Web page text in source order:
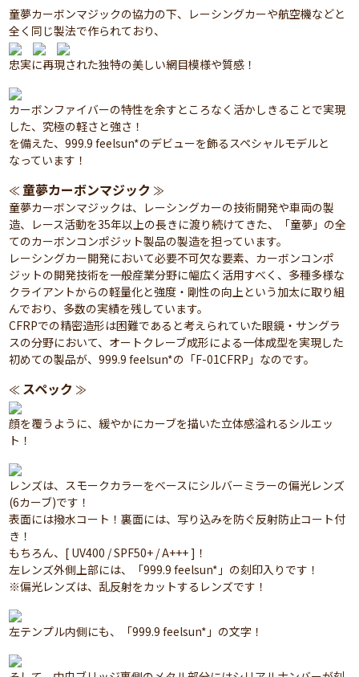
童夢カーボンマジックの協力の下、レーシングカーや航空機などと
全く同じ製法で作られており、
忠実に再現された独特の美しい網目模様や質感！
カーボンファイバーの特性を余すところなく活かしきることで実現
した、究極の軽さと強さ！
を備えた、999.9 feelsun*のデビューを飾るスペシャルモデルと
なっています！
≪童夢カーボンマジック ≫
童夢カーボンマジックは、レーシングカーの技術開発や車両の製
造、レース活動を35年以上の長きに渡り続けてきた、「童夢」の全
てのカーボンコンポジット製品の製造を担っています。
レーシングカー開発において必要不可欠な要素、カーボンコンポ
ジットの開発技術を一般産業分野に幅広く活用すべく、多種多様な
クライアントからの軽量化と強度・剛性の向上という加太に取り組
んでおり、多数の実績を残しています。
CFRPでの精密造形は困難であると考えられていた眼鏡・サングラ
スの分野において、オートクレーブ成形による一体成型を実現した
初めての製品が、999.9 feelsun*の「F-01CFRP」なのです。
≪ スペック ≫
顔を覆うように、緩やかにカーブを描いた立体感溢れるシルエッ
ト！
レンズは、スモークカラーをベースにシルバーミラーの偏光レンズ
(6カーブ)です！
表面には撥水コート！裏面には、写り込みを防ぐ反射防止コート付
き！
もちろん、[ UV400 / SPF50+ / A+++ ]！
左レンズ外側上部には、「999.9 feelsun*」の刻印入りです！
※偏光レンズは、乱反射をカットするレンズです！
左テンプル内側にも、「999.9 feelsun*」の文字！